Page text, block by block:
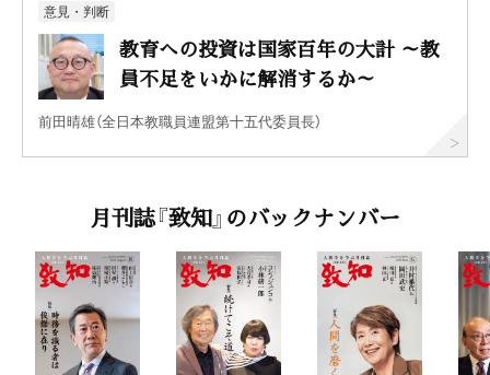
意見・判断
教育への投資は国家百年の大計 ～教
員不足をいかに解消するか～
前田晴雄（全日本教職員連盟第十五代委員長）
月刊誌『致知』のバックナンバー